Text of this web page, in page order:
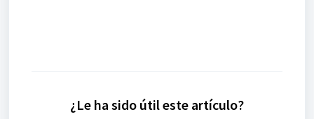
¿Le ha sido útil este artículo?